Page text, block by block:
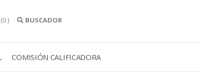
(0 ) BUSCADOR
COMISIÓN CALIFICADORA